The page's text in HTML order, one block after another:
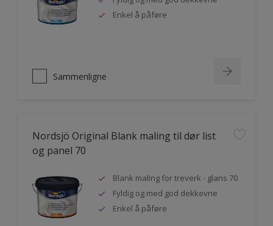
Enkel å påføre
Sammenligne
Nordsjö Original Blank maling til dør list
og panel 70
Blank maling for treverk - glans 70
Fyldig og med god dekkevne
Enkel å påføre